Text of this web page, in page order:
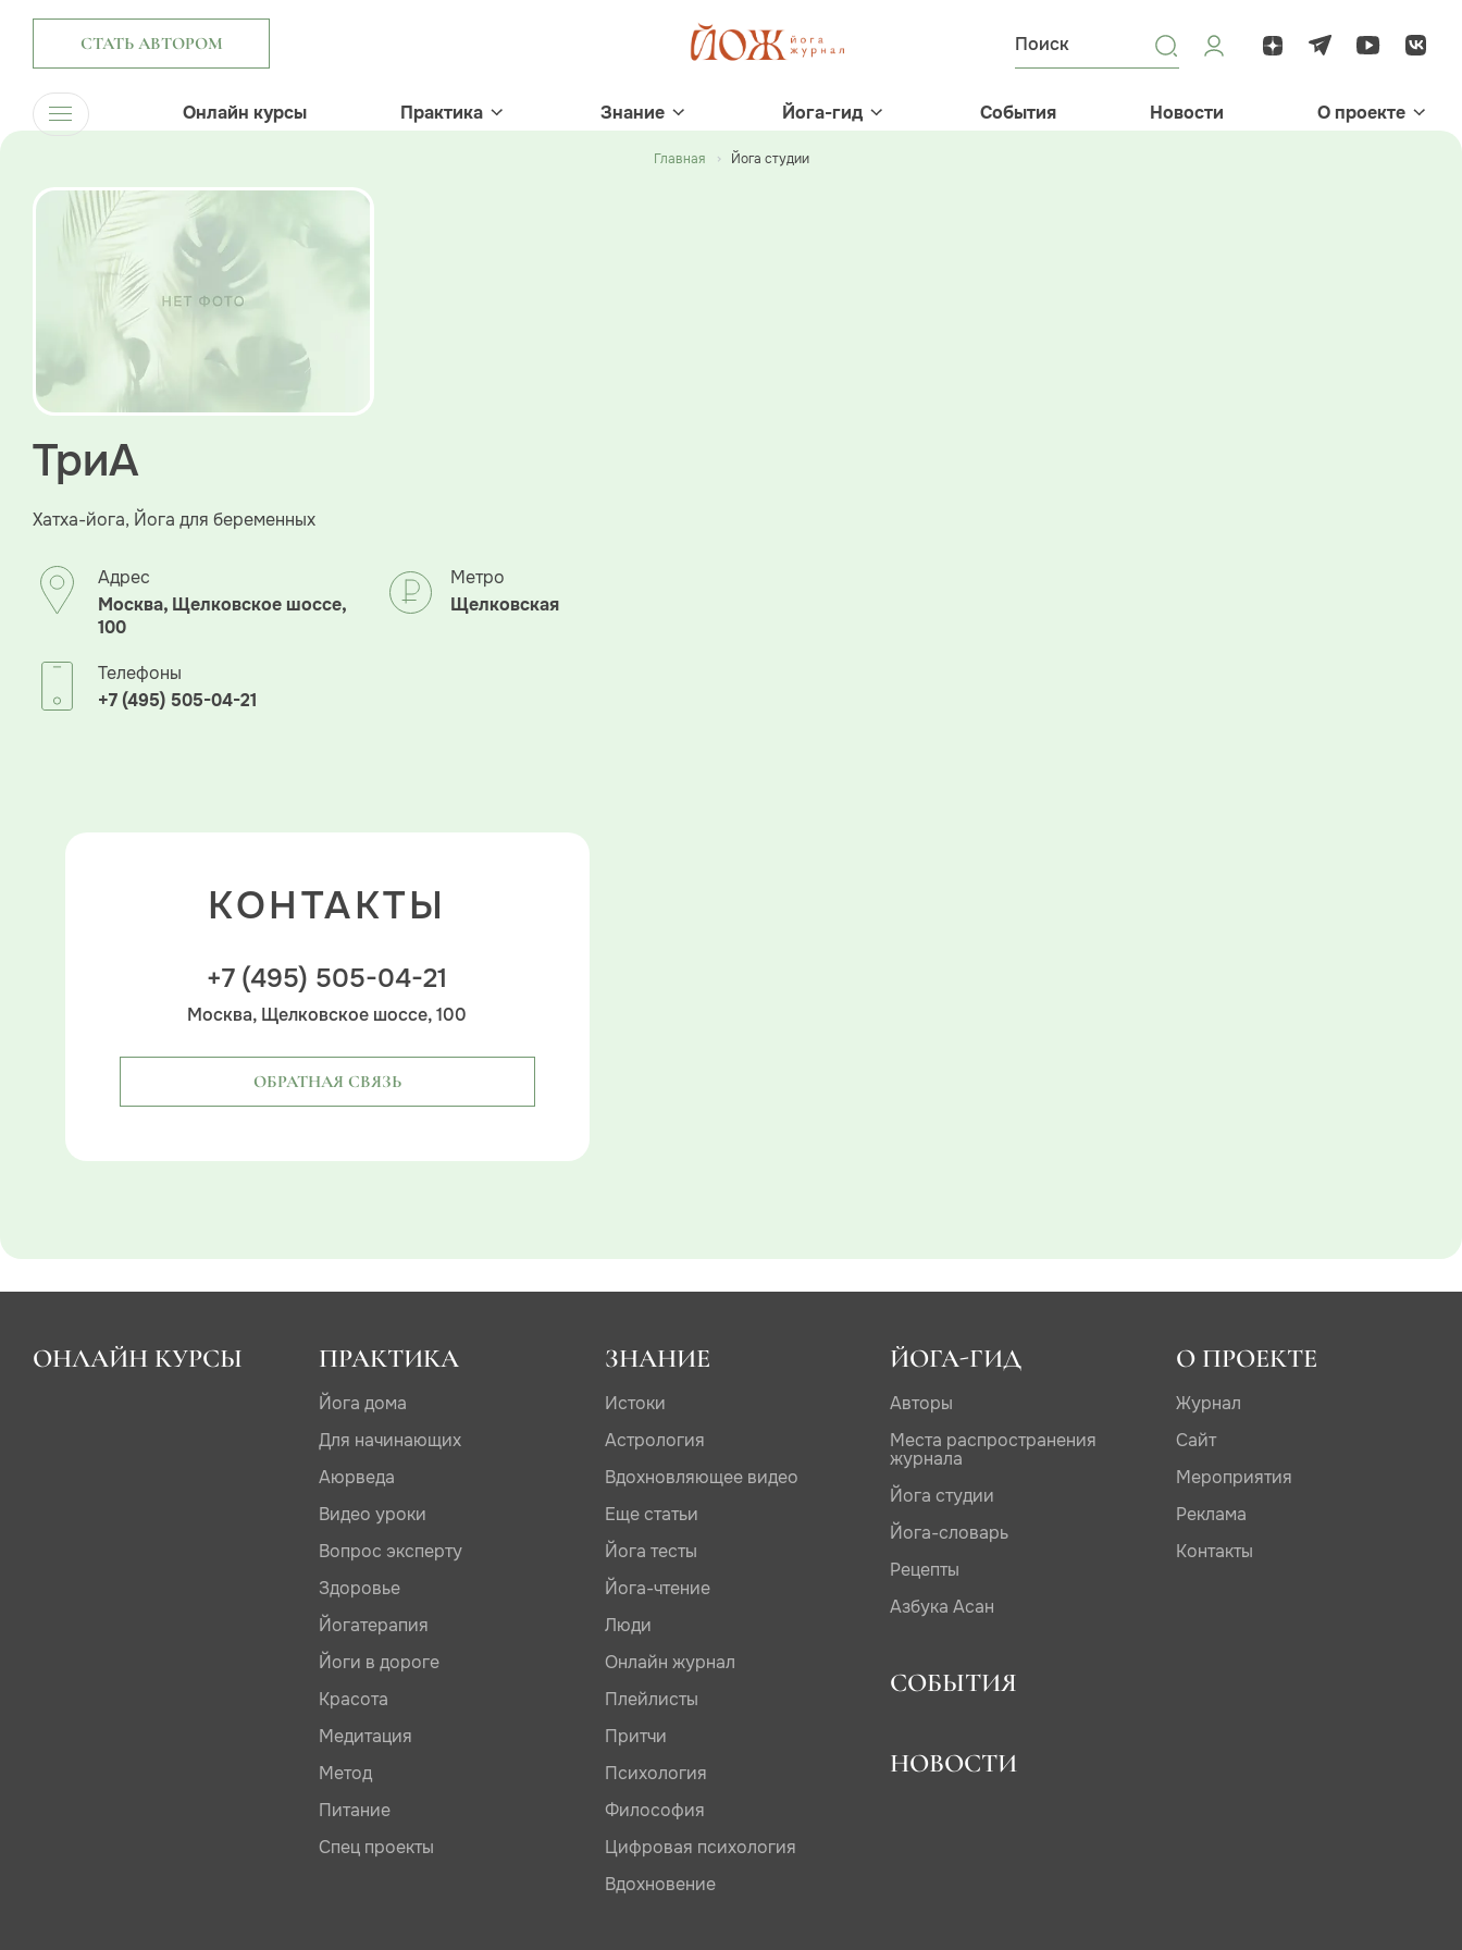
СТАТЬ АВТОРОМ
Онлайн курсы Практика Знание Йога-гид События Новости О проекте
Главная Йога студии
ТриА
Хатха-йога, Йога для беременных
Адрес
Москва, Щелковское шоссе,
100
Метро
Щелковская
Телефоны
+7 (495) 505-04-21
КОНТАКТЫ
+7 (495) 505-04-21
Москва, Щелковское шоссе, 100
ОБРАТНАЯ СВЯЗЬ
ОНЛАЙН КУРСЫ ПРАКТИКА
Йога дома
Для начинающих
Аюрведа
Видео уроки
Вопрос эксперту
Здоровье
Йогатерапия
Йоги в дороге
Красота
Медитация
Метод
Питание
Спец проекты
ЗНАНИЕ
Истоки
Астрология
Вдохновляющее видео
Еще статьи
Йога тесты
Йога-чтение
Люди
Онлайн журнал
Плейлисты
Притчи
Психология
Философия
Цифровая психология
Вдохновение
ЙОГА-ГИД
Авторы
Места распространения
журнала
Йога студии
Йога-словарь
Рецепты
Азбука Асан
СОБЫТИЯ
НОВОСТИ
О ПРОЕКТЕ
Журнал
Сайт
Мероприятия
Реклама
Контакты